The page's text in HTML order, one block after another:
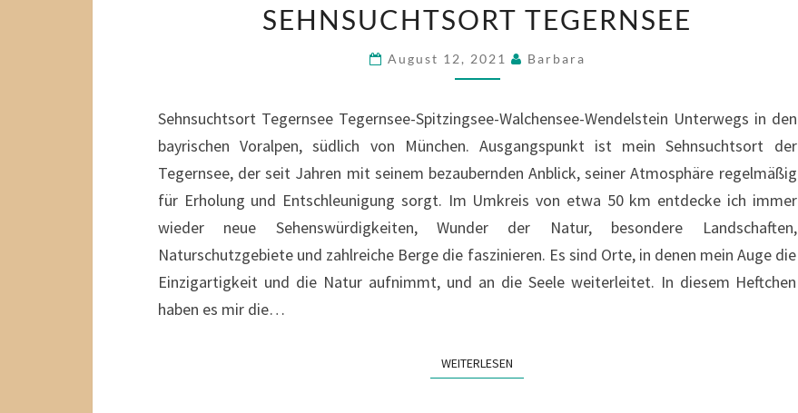
TEGERNSEE
SEHNSUCHTSORT TEGERNSEE
August 12, 2021 Barbara
Sehnsuchtsort Tegernsee Tegernsee-Spitzingsee-Walchensee-Wendelstein Unterwegs in den
bayrischen Voralpen, südlich von München. Ausgangspunkt ist mein Sehnsuchtsort der
Tegernsee, der seit Jahren mit seinem bezaubernden Anblick, seiner Atmosphäre regelmäßig
für Erholung und Entschleunigung sorgt. Im Umkreis von etwa 50 km entdecke ich immer
wieder neue Sehenswürdigkeiten, Wunder der Natur, besondere Landschaften,
Naturschutzgebiete und zahlreiche Berge die faszinieren. Es sind Orte, in denen mein Auge die
Einzigartigkeit und die Natur aufnimmt, und an die Seele weiterleitet. In diesem Heftchen
haben es mir die…
WEITERLESEN